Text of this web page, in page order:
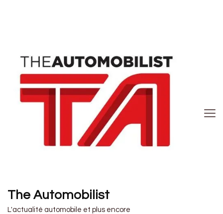
The Automobilist
L'actualité automobile et plus encore